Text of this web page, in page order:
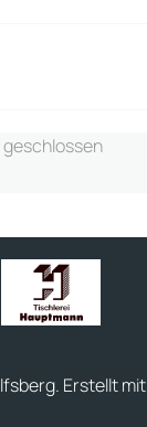
geschlossen
Erstellt mit